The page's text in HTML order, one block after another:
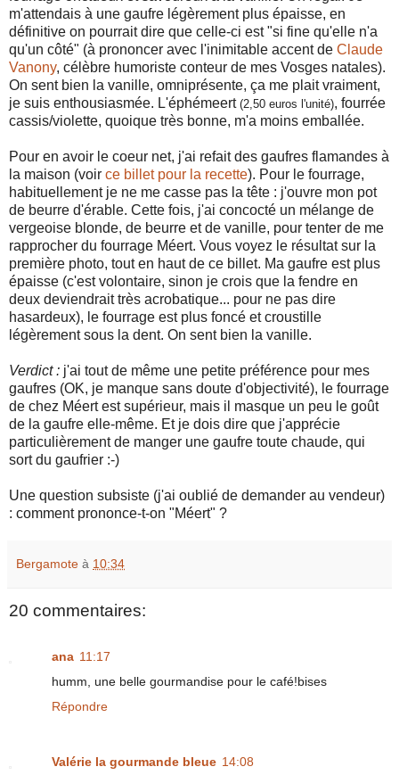
m'attendais à une gaufre légèrement plus épaisse, en
définitive on pourrait dire que celle-ci est "si fine qu'elle n'a
qu'un côté" (à prononcer avec l'inimitable accent de Claude
Vanony, célèbre humoriste conteur de mes Vosges natales).
On sent bien la vanille, omniprésente, ça me plait vraiment,
je suis enthousiasmée. L'éphémeert (2,50 euros l'unité), fourrée
cassis/violette, quoique très bonne, m'a moins emballée.
Pour en avoir le coeur net, j'ai refait des gaufres flamandes à
la maison (voir ce billet pour la recette). Pour le fourrage,
habituellement je ne me casse pas la tête : j'ouvre mon pot
de beurre d'érable. Cette fois, j'ai concocté un mélange de
vergeoise blonde, de beurre et de vanille, pour tenter de me
rapprocher du fourrage Méert. Vous voyez le résultat sur la
première photo, tout en haut de ce billet. Ma gaufre est plus
épaisse (c'est volontaire, sinon je crois que la fendre en
deux deviendrait très acrobatique... pour ne pas dire
hasardeux), le fourrage est plus foncé et croustille
légèrement sous la dent. On sent bien la vanille.
Verdict : j'ai tout de même une petite préférence pour mes
gaufres (OK, je manque sans doute d'objectivité), le fourrage
de chez Méert est supérieur, mais il masque un peu le goût
de la gaufre elle-même. Et je dois dire que j'apprécie
particulièrement de manger une gaufre toute chaude, qui
sort du gaufrier :-)
Une question subsiste (j'ai oublié de demander au vendeur)
: comment prononce-t-on "Méert" ?
Bergamote à 10:34
20 commentaires:
ana 11:17
humm, une belle gourmandise pour le café!bises
Répondre
Valérie la gourmande bleue 14:08